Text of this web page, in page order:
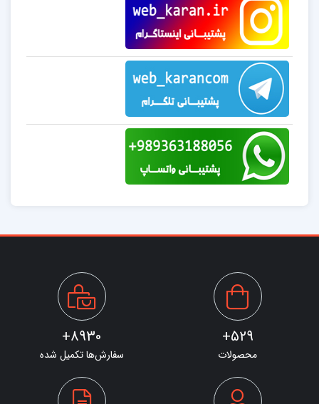
529+
محصولات
8930+
سفارش‌ها تکمیل شده